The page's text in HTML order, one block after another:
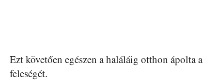
Ezt követően egészen a haláláig otthon ápolta a
feleségét.